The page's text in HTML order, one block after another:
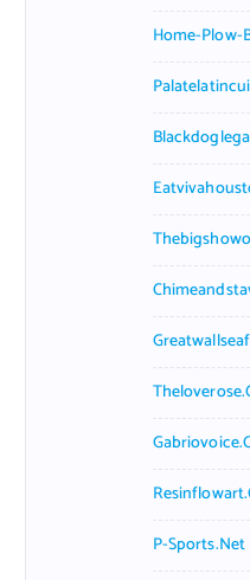
Home-Plow-
P-Sports.net